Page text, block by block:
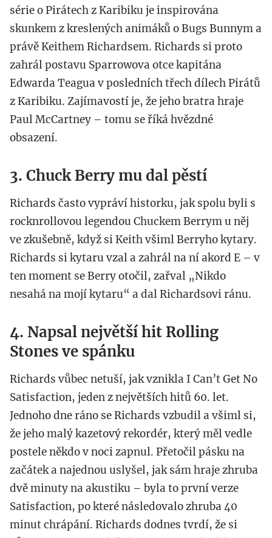
série o Pirátech z Karibiku je inspirována
skunkem z kreslených animáků o Bugs Bunnym a
právě Keithem Richardsem. Richards si proto
zahrál postavu Sparrowova otce kapitána
Edwarda Teagua v posledních třech dílech Pirátů
z Karibiku. Zajímavostí je, že jeho bratra hraje
Paul McCartney – tomu se říká hvězdné
obsazení.
3. Chuck Berry mu dal pěstí
Richards často vypráví historku, jak spolu byli s
rocknrollovou legendou Chuckem Berrym u něj
ve zkušebně, když si Keith všiml Berryho kytary.
Richards si kytaru vzal a zahrál na ní akord E – v
ten moment se Berry otočil, zařval „Nikdo
nesahá na mojí kytaru“ a dal Richardsovi ránu.
4. Napsal největší hit Rolling
Stones ve spánku
Richards vůbec netuší, jak vznikla I Can’t Get No
Satisfaction, jeden z největších hitů 60. let.
Jednoho dne ráno se Richards vzbudil a všiml si,
že jeho malý kazetový rekordér, který měl vedle
postele někdo v noci zapnul. Přetočil pásku na
začátek a najednou uslyšel, jak sám hraje zhruba
dvě minuty na akustiku – byla to první verze
Satisfaction, po které následovalo zhruba 40
minut chrápání. Richards dodnes tvrdí, že si